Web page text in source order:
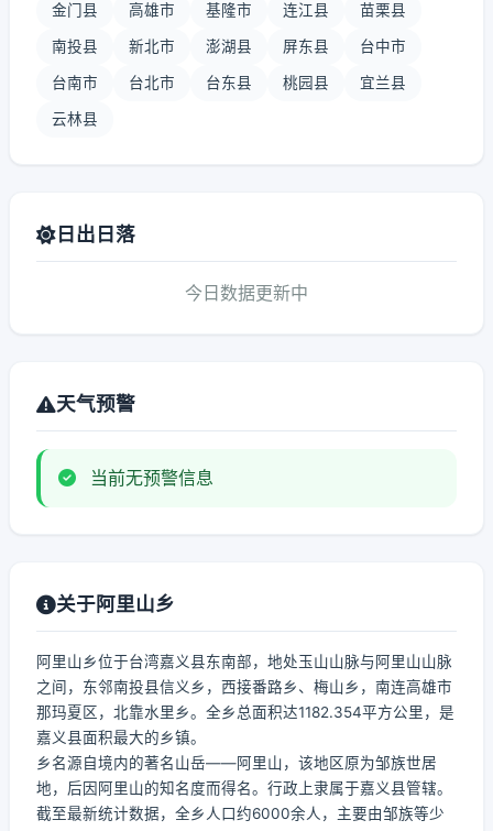
金门县 高雄市 基隆市 连江县 苗栗县
南投县 新北市 澎湖县 屏东县 台中市
台南市 台北市 台东县 桃园县 宜兰县
云林县
日出日落
今日数据更新中
天气预警
当前无预警信息
关于阿里山乡
阿里山乡位于台湾嘉义县东南部，地处玉山山脉与阿里山山脉
之间，东邻南投县信义乡，西接番路乡、梅山乡，南连高雄市
那玛夏区，北靠水里乡。全乡总面积达1182.354平方公里，是
嘉义县面积最大的乡镇。
乡名源自境内的著名山岳——阿里山，该地区原为邹族世居
地，后因阿里山的知名度而得名。行政上隶属于嘉义县管辖。
截至最新统计数据，全乡人口约6000余人，主要由邹族等少